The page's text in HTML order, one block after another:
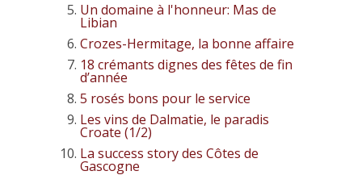
Un domaine à l'honneur: Mas de
Libian
Crozes-Hermitage, la bonne affaire
18 crémants dignes des fêtes de fin
d’année
5 rosés bons pour le service
Les vins de Dalmatie, le paradis
Croate (1/2)
La success story des Côtes de
Gascogne